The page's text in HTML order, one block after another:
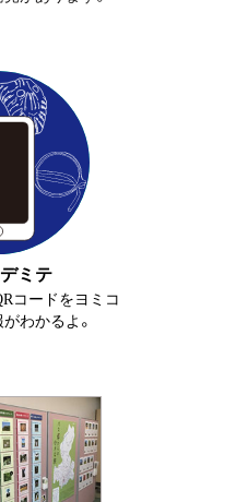
ミテ
コードをヨミコ
わかるよ。